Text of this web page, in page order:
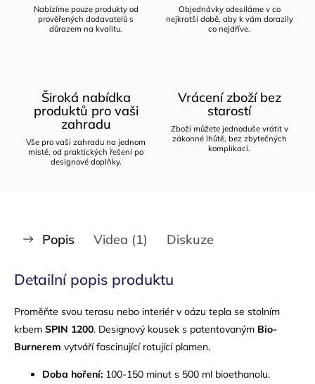
Nabízíme pouze produkty od
prověřených dodavatelů s
důrazem na kvalitu.
Objednávky odesíláme v co
nejkratší době, aby k vám dorazily
co nejdříve.
Široká nabídka
produktů pro vaši
zahradu
Vše pro vaši zahradu na jednom
místě, od praktických řešení po
designové doplňky.
Vrácení zboží bez
starostí
Zboží můžete jednoduše vrátit v
zákonné lhůtě, bez zbytečných
komplikací.
Popis Videa (1) Diskuze
Detailní popis produktu
Proměňte svou terasu nebo interiér v oázu tepla se stolním
krbem SPIN 1200. Designový kousek s patentovaným Bio-
Burnerem vytváří fascinující rotující plamen.
Doba hoření: 100-150 minut s 500 ml bioethanolu.